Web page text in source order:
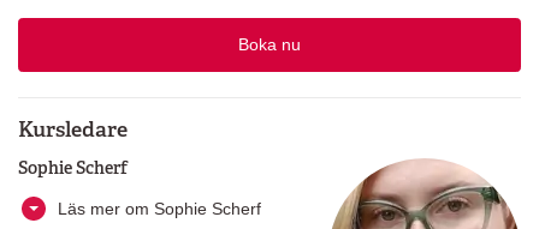
Boka nu
Kursledare
Sophie Scherf
Läs mer om Sophie Scherf